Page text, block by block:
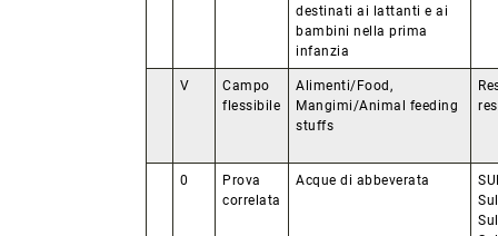
destinati ai lattanti e ai
bambini nella prima
infanzia
V
Campo
flessibile
Alimenti/Food,
Mangimi/Animal feeding
stuffs
0
Prova
correlata
Acque di abbeverata